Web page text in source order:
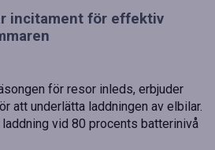
incitament för effektiv
för resor inleds, erbjuder
att underlätta laddningen av elbilar.
vid 80 procents batterinivå